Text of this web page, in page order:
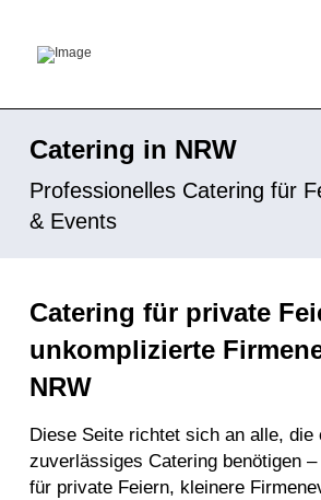
Catering in NRW
Professionelles Catering für
& Events
Catering für private
unkomplizierte
NRW
Diese Seite richtet sich an alle, die
zuverlässiges Cateringbenötigen –
für private Feiern, kleinere